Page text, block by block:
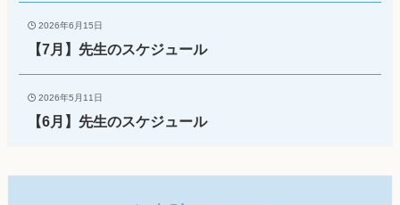
2026年6月15日
【7月】先生のスケジュール
2026年5月11日
【6月】先生のスケジュール